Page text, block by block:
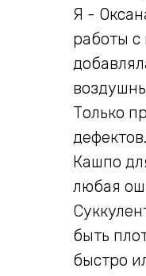
Я -
работы с
Только
дефектов.
Кашпо
любая
быть
быстро